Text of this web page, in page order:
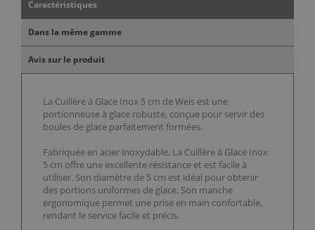
Caractéristiques
Dans la même gamme
Avis sur le produit
La Cuillère à Glace Inox 5 cm de Weis est une
portionneuse à glace robuste, conçue pour servir des
boules de glace parfaitement formées.
Fabriquée en acier inoxydable, La Cuillère à Glace Inox
5 cm offre une excellente résistance et est facile à
utiliser. Son diamètre de 5 cm est idéal pour obtenir
des portions uniformes de glace. Son manche
ergonomique permet une prise en main confortable,
rendant le service facile et précis.